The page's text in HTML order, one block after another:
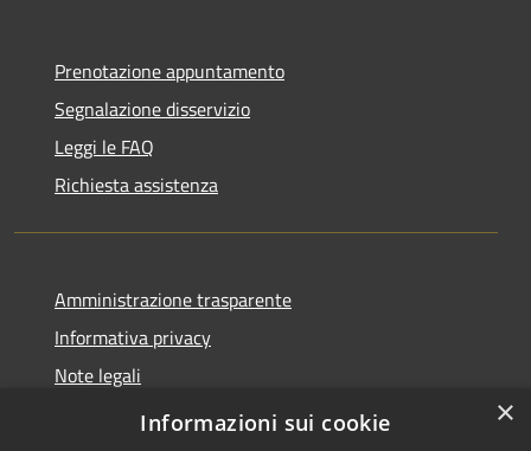
Prenotazione appuntamento
Segnalazione disservizio
Leggi le FAQ
Richiesta assistenza
Amministrazione trasparente
Informativa privacy
Note legali
Dichiarazione di accessibilità
×
Informazioni sui cookie